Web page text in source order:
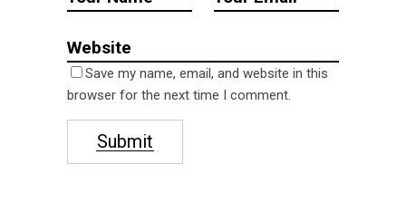
Save my name, email, and website in this
browser for the next time I comment.
Submit